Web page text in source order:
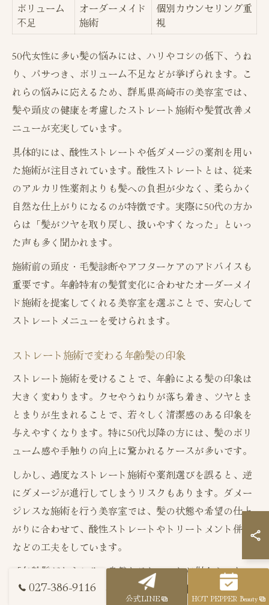
ボリューム
不足
オーダーメイド
施術
個別カウンセリング重
視
50代女性に多い髪の悩みには、ハリやコシの低下、うね
り、パサつき、ボリューム不足などが挙げられます。こ
れらの悩みに応えるため、群馬県高崎市の美容室では、
髪や頭皮の健康を考慮したストレート施術や髪質改善メ
ニューが充実しています。
具体的には、酸性ストレートや低ダメージの薬剤を用い
た施術が注目されています。酸性ストレートとは、従来
のアルカリ性薬剤よりも髪への負担が少なく、柔らかく
自然な仕上がりになるのが特徴です。実際に50代の方か
らは「髪がツヤを取り戻し、扱いやすくなった」といっ
た声も多く聞かれます。
施術前の頭皮・毛髪診断やアフターケアのアドバイスも
重要です。年齢特有の髪質変化に合わせたオーダーメイ
ド施術を提案してくれる美容室を選ぶことで、安心して
ストレートメニューを受けられます。
ストレート施術で変わる年齢髪の印象
ストレート施術を受けることで、年齢による髪の印象は
大きく変わります。クセやうねりが落ち着き、ツヤとま
とまりが生まれることで、若々しく清潔感のある印象を
与えやすくなります。特に50代以降の方には、髪のボリ
ューム感や手触りの向上に驚かれるケースが多いです。
しかし、過度なストレート施術や薬剤選びを誤ると、逆
にダメージが進行してしまうリスクもあります。ダメー
ジレスな施術を行う美容室では、髪の状態や希望の仕上
がりに合わせて、酸性ストレートやトリートメント併用
などの工夫をしています。
「年齢髪だからこそ、自然なストレートが似合う」とい
う提案を受けたという体験談もあり、信頼できる美容師
027-386-9116
公式LINE HOT PEPPER Beauty